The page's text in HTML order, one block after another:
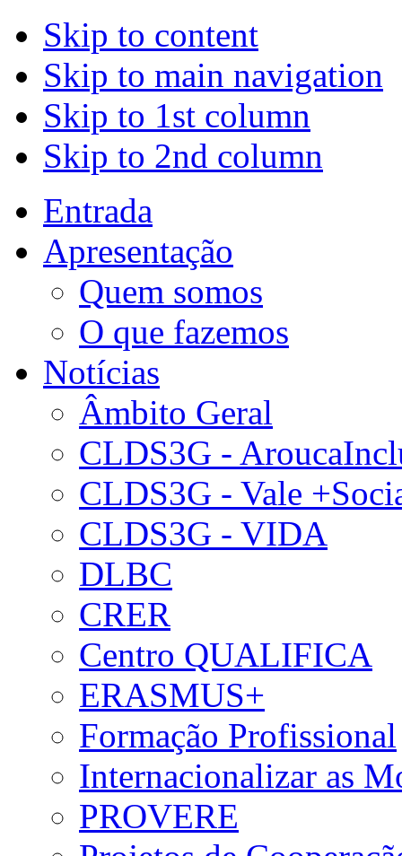
Skip to content
Skip to main navigation
Skip to 1st column
Skip to 2nd column
Entrada
Apresentação
Quem somos
O que fazemos
Notícias
Âmbito Geral
CLDS3G -
CLDS3G - Vale
CLDS3G - VIDA
DLBC
CRER
Centro QUALIFICA
ERASMUS+
Formação Profissional
Internacionalizar as
PROVERE